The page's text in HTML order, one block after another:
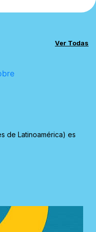
Ver Todas
de Latinoamérica) es